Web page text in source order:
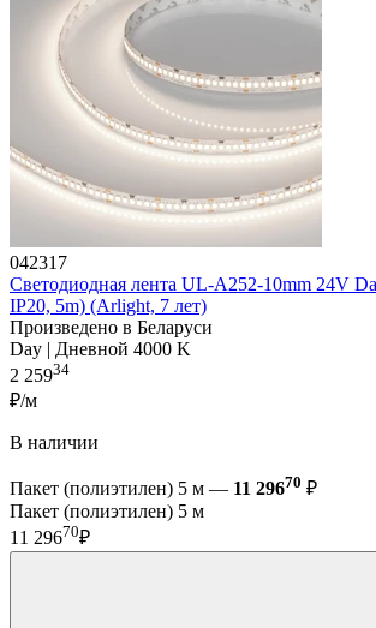
042317
Светодиодная лента UL-A252-10mm 24V
IP20, 5m) (Arlight, 7 лет)
Произведено в Беларуси
Day | Дневной 4000 K
2 25934
₽/м
В наличии
Пакет (полиэтилен) 5 м — 11 29670 ₽
Пакет (полиэтилен) 5 м
11 29670₽